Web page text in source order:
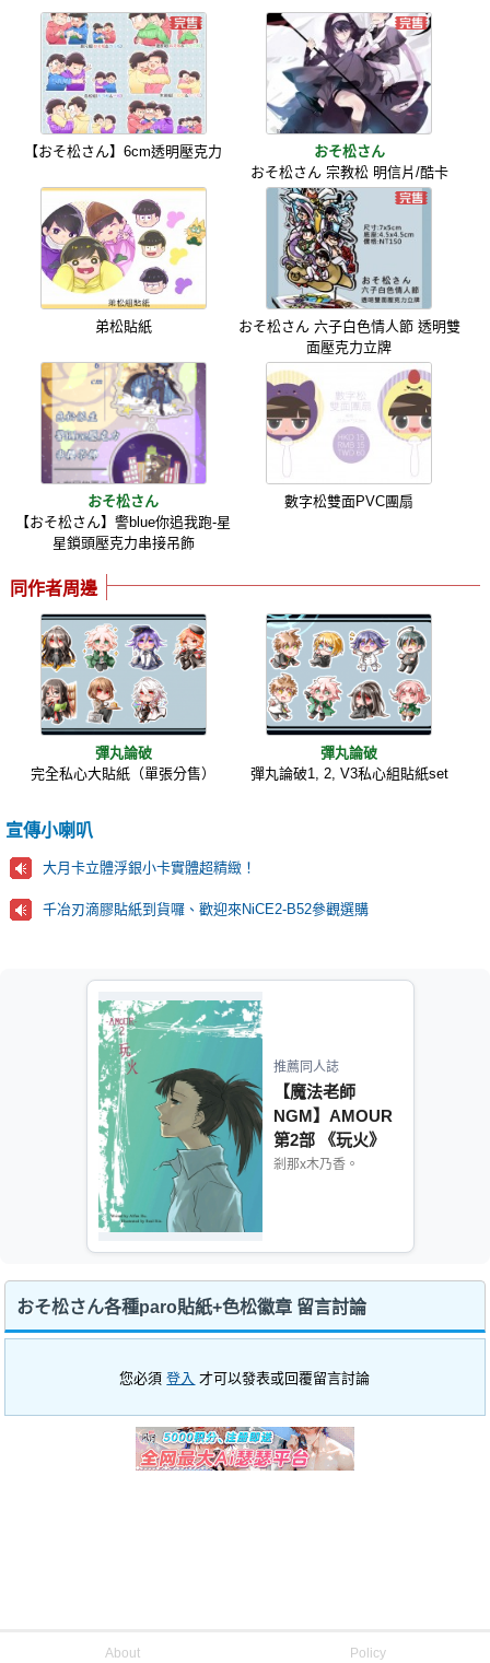
【おそ松さん】6cm透明壓克力
おそ松さん
おそ松さん 宗教松 明信片/酷卡
弟松貼紙
おそ松さん 六子白色情人節 透明雙
面壓克力立牌
おそ松さん
【おそ松さん】警blue你追我跑-星
星鎖頭壓克力串接吊飾
數字松雙面PVC團扇
同作者周邊
彈丸論破
完全私心大貼紙（單張分售）
彈丸論破
彈丸論破1, 2, V3私心組貼紙set
宣傳小喇叭
大月卡立體浮銀小卡實體超精緻！
千冶刃滴膠貼紙到貨囉、歡迎來NiCE2-B52參觀選購
推薦同人誌
【魔法老師
NGM】AMOUR
第2部 《玩火》
剎那x木乃香。
おそ松さん各種paro貼紙+色松徽章 留言討論
您必須登入 才可以發表或回覆留言討論
About Policy